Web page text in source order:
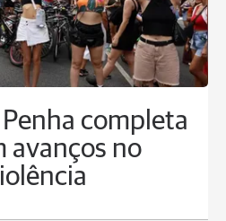
completa
avanços no